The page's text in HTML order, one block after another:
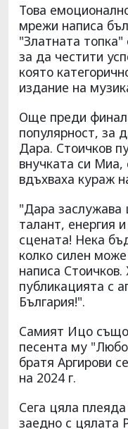
Това
мрежи написа
"Златната топка"
за да честити
която
издание на
Още преди
популярност, за
Дара. Стоичков
внучката си
вдъхваха кураж
"Дара заслужава
талант, енергия
сцената! Нека
колко силен
написа
публикацията с
България!".
Самият Ицо
песента му
братя Аргирови
на 2024 г.
Сега цяла
заедно с цялата